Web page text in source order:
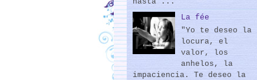
La fée
"Yo te deseo la
locura, el
valor, los
anhelos, la
impaciencia. Te deseo la